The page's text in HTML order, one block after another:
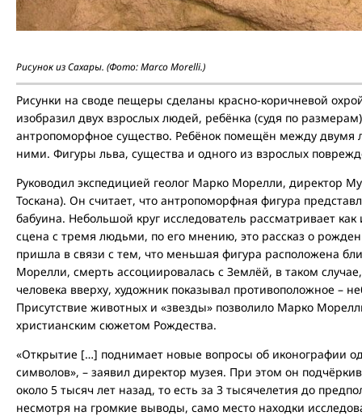
Рисунок из Сахары. (Фото: Marco Morelli.)
Рисунки на своде пещеры сделаны красно-коричневой
изобразил двух взрослых людей, ребёнка (судя по
антропоморфное существо. Ребёнок помещён между
ними. Фигуры льва, существа и одного из взрослых
Руководил экспедицией геолог Марко Морелли, директор
Тоскана). Он считает, что антропоморфная фигура
бабуина. Небольшой круг исследователь рассматривает
сцена с тремя людьми, по его мнению, это рассказ о
пришла в связи с тем, что меньшая фигура расположена
Морелли, смерть ассоциировалась с Землёй, в таком
человека вверху, художник показывал противоположное –
Присутствие животных и «звезды» позволило Марко
христианским сюжетом Рождества.
«Открытие […] поднимает новые вопросы об иконографии
символов», – заявил директор музея. При этом он
около 5 тысяч лет назад, то есть за 3 тысячелетия до
несмотря на громкие выводы, само место находки